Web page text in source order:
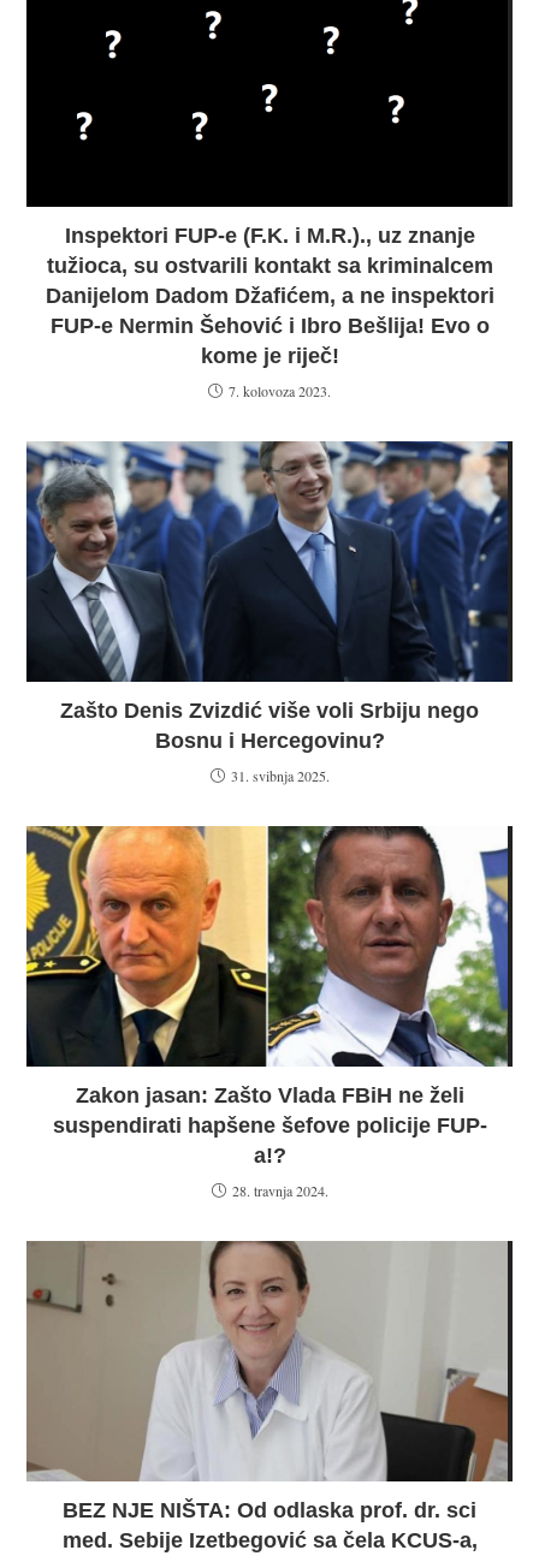
Inspektori FUP-e (F.K. i M.R.)., uz znanje
tužioca, su ostvarili kontakt sa kriminalcem
Danijelom Dadom Džafićem, a ne inspektori
FUP-e Nermin Šehović i Ibro Bešlija! Evo o
kome je riječ!
7. kolovoza 2023.
Zašto Denis Zvizdić više voli Srbiju nego
Bosnu i Hercegovinu?
31. svibnja 2025.
Zakon jasan: Zašto Vlada FBiH ne želi
suspendirati hapšene šefove policije FUP-
a!?
28. travnja 2024.
BEZ NJE NIŠTA: Od odlaska prof. dr. sci
med. Sebije Izetbegović sa čela KCUS-a,